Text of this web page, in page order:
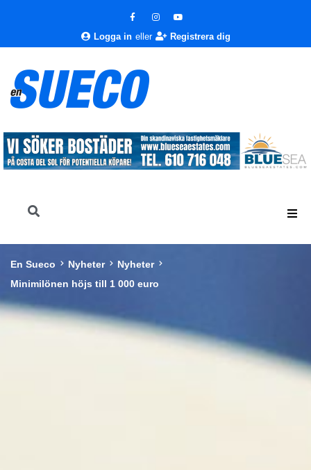
Logga in eller Registrera dig
En Sueco Nyheter
Nyheter
Minimilönen höjs till 1 000 euro